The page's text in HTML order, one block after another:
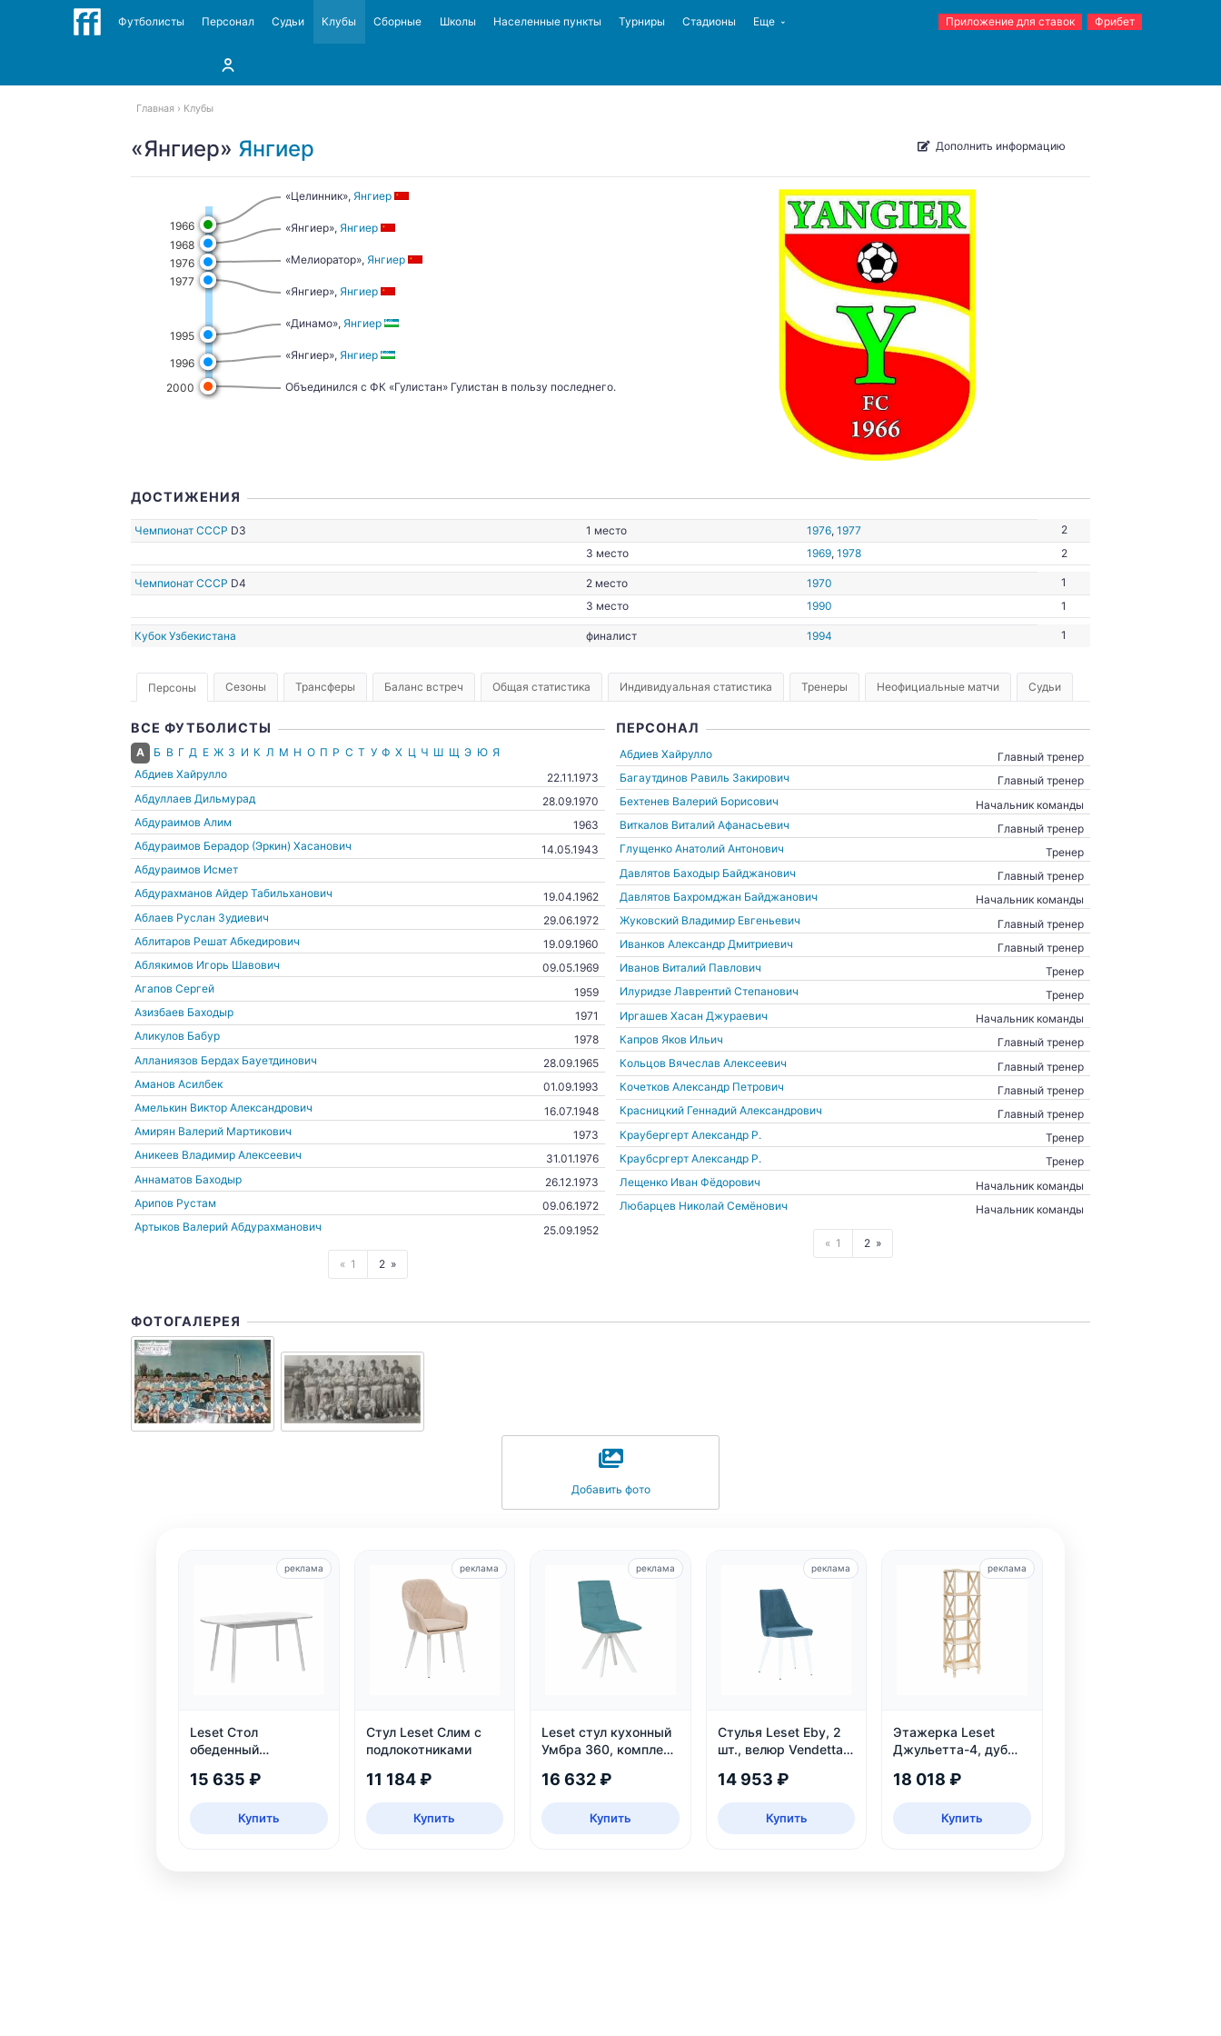
Футболисты Персонал Судьи Клубы Сборные Школы Населенные пункты Турниры Стадионы Еще Приложение для ставок Фрибет
Главная Клубы
«Янгиер» Янгиер Дополнить информацию
1966
1968
1976
1977
1995
1996
2000
«Целинник», Янгиер
«Янгиер», Янгиер
«Мелиоратор», Янгиер
«Янгиер», Янгиер
«Динамо», Янгиер
«Янгиер», Янгиер
Объединился с ФК «Гулистан» Гулистан в пользу последнего.
ДОСТИЖЕНИЯ
Чемпионат СССР D3 1 место 1976, 1977
2
3 место
1969, 1978 2
Чемпионат СССР D4 2 место 1970
1
3 место
1990 1
Кубок Узбекистана финалист 1994 1
Персоны Сезоны Трансферы Баланс встреч Общая статистика Индивидуальная статистика Тренеры Неофициальные матчи Судьи
ВСЕ ФУТБОЛИСТЫ
А Б В Г Д Е Ж З И К Л М Н О П Р С Т У Ф Х Ц Ч Ш Щ Э Ю Я
Абдиев Хайрулло
22.11.1973
Абдуллаев Дильмурад
28.09.1970
Абдураимов Алим
1963
Абдураимов Берадор (Эркин) Хасанович
14.05.1943
Абдураимов Исмет
Абдурахманов Айдер Табильханович
19.04.1962
Аблаев Руслан Зудиевич
29.06.1972
Аблитаров Решат Абкедирович
19.09.1960
Аблякимов Игорь Шавович
09.05.1969
Агапов Сергей
1959
Азизбаев Баходыр
1971
Аликулов Бабур
1978
Алланиязов Бердах Бауетдинович
28.09.1965
Аманов Асилбек
01.09.1993
Амелькин Виктор Александрович
16.07.1948
Амирян Валерий Мартикович
1973
Аникеев Владимир Алексеевич
31.01.1976
Аннаматов Баходыр
26.12.1973
Арипов Рустам
09.06.1972
Артыков Валерий Абдурахманович
25.09.1952
1 2
ПЕРСОНАЛ
Абдиев Хайрулло
Главный тренер
Багаутдинов Равиль Закирович
Главный тренер
Бехтенев Валерий Борисович
Начальник команды
Виткалов Виталий Афанасьевич
Главный тренер
Глущенко Анатолий Антонович
Тренер
Давлятов Баходыр Байджанович
Главный тренер
Давлятов Бахромджан Байджанович
Начальник команды
Жуковский Владимир Евгеньевич
Главный тренер
Иванков Александр Дмитриевич
Главный тренер
Иванов Виталий Павлович
Тренер
Илуридзе Лаврентий Степанович
Тренер
Иргашев Хасан Джураевич
Начальник команды
Капров Яков Ильич
Главный тренер
Кольцов Вячеслав Алексеевич
Главный тренер
Кочетков Александр Петрович
Главный тренер
Красницкий Геннадий Александрович
Главный тренер
Краубергерт Александр Р.
Тренер
Краубсргерт Александр Р.
Тренер
Лещенко Иван Фёдорович
Начальник команды
Любарцев Николай Семёнович
Начальник команды
1 2
ФОТОГАЛЕРЕЯ
Добавить фото
Leset Стол
обеденный
15 635 ₽
Купить
реклама
Стул Leset Слим с
подлокотниками
11 184 ₽
Купить
реклама
Leset стул кухонный
Умбра 360, комплект
16 632 ₽
Купить
реклама
Стулья Leset Eby, 2
шт., велюр Vendetta
14 953 ₽
Купить
реклама
Этажерка Leset
Джульетта-4, дуб
18 018 ₽
Купить
реклама